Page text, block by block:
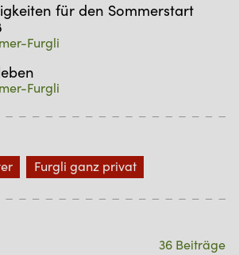
für den Sommerstart
Furgli
Furgli
Furgli ganz privat
36 Beiträge